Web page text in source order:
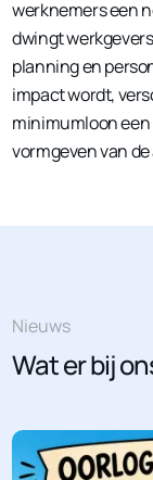
werknemers een
dwingt
planning en
impact wordt,
minimumloon
vormgeven van
Nieuws
Wat er bij